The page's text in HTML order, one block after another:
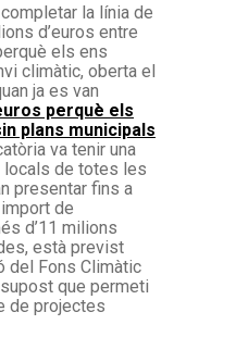
la línia de
d’euros entre
els ens
climàtic, oberta el
ja es van
perquè els
plans municipals
va tenir una
locals de totes les
presentar fins a
de
d’11 milions
està previst
del Fons Climàtic
que permeti
de projectes